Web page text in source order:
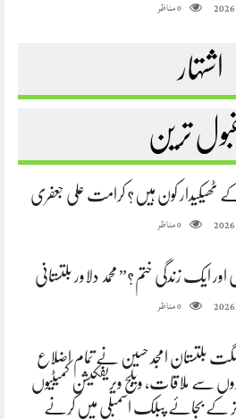
0مناظر
اشتہار
ترین
ٹھیکیدار کون ہیں؟ کرامت علی جعفری
0مناظر
ایک زندگی ختم؟” محمد دلاور بلتستانی
0مناظر
بلتستان امجد حسین نے تمام اضلاع
سے ملاقات، ویلج ویریفکیشن کمیٹیوں
کے بجائے پبلک اسمبلی میں کرنے